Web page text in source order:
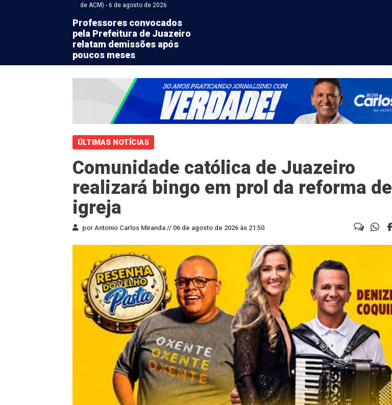
de ACM) - 6 de agosto de 2026
Professores convocados
pela Prefeitura de Juazeiro
relatam demissões após
poucos meses
ÚLTIMAS NOTÍCIAS
Comunidade católica de Juazeiro
realizará bingo em prol da reforma de
igreja
por Antonio Carlos Miranda // 06 de agosto de 2026 às 21:50